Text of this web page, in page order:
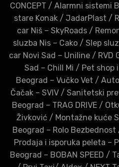
CONCEPT / Alarmni sistemi
stare Konak/ JadarPlast /
car Niš – SkyRoads /
sluzba Nis – Cako/ Slep
car Novi Sad – Uniline/ RVD
Sad – Chill Mi / Pet shop
Beograd – Vučko Vet /
Čačak – SVIV/ Sanitetski
Beograd – TRAG DRIVE/
Živković / Montažne kuće
Beograd – Rolo Bezbednost
Prodaja i isporuka peleta –
Beograd – BOBAN SPEED /